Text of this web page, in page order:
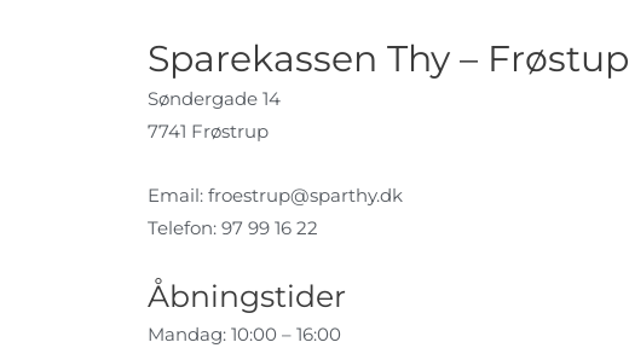
Sparekassen Thy – Frøstup
Søndergade 14
7741 Frøstrup
Email: froestrup@sparthy.dk
Telefon: 97 99 16 22
Åbningstider
Mandag: 10:00 – 16:00